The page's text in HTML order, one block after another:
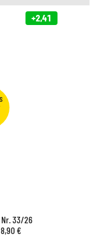
+2,41
Nr. 33/26
8,90 €